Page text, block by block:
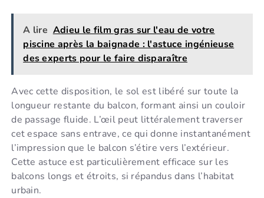
A lire Adieu le film gras sur l'eau de votre
piscine après la baignade : l'astuce ingénieuse
des experts pour le faire disparaître
Avec cette disposition, le sol est libéré sur toute la
longueur restante du balcon, formant ainsi un couloir
de passage fluide. L’œil peut littéralement traverser
cet espace sans entrave, ce qui donne instantanément
l’impression que le balcon s’étire vers l’extérieur.
Cette astuce est particulièrement efficace sur les
balcons longs et étroits, si répandus dans l’habitat
urbain.